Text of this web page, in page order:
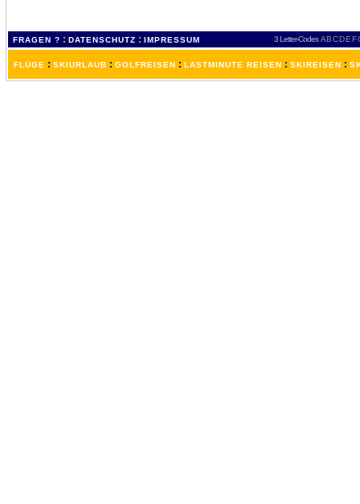
FRAGEN ? : DATENSCHUTZ : IMPRESSUM 3 Letter-Codes ABCDEF
FLÜGE : SKIURLAUB : GOLFREISEN : LASTMINUTE REISEN : SKIREISEN :